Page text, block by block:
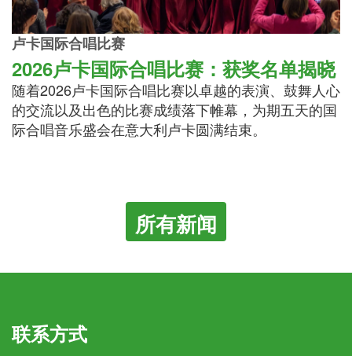
卢卡国际合唱比赛
2026卢卡国际合唱比赛：获奖名单揭晓
随着2026卢卡国际合唱比赛以卓越的表演、鼓舞人心
的交流以及出色的比赛成绩落下帷幕，为期五天的国
际合唱音乐盛会在意大利卢卡圆满结束。
所有新闻
联系方式